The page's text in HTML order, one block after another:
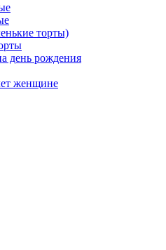
торты)
день рождения
женщине